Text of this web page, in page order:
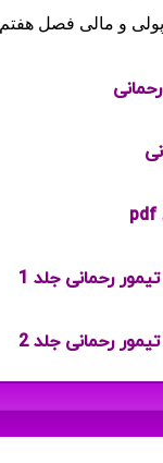
و مالی فصل هفتم:
pdf
رحمانی جلد 1
رحمانی جلد 2